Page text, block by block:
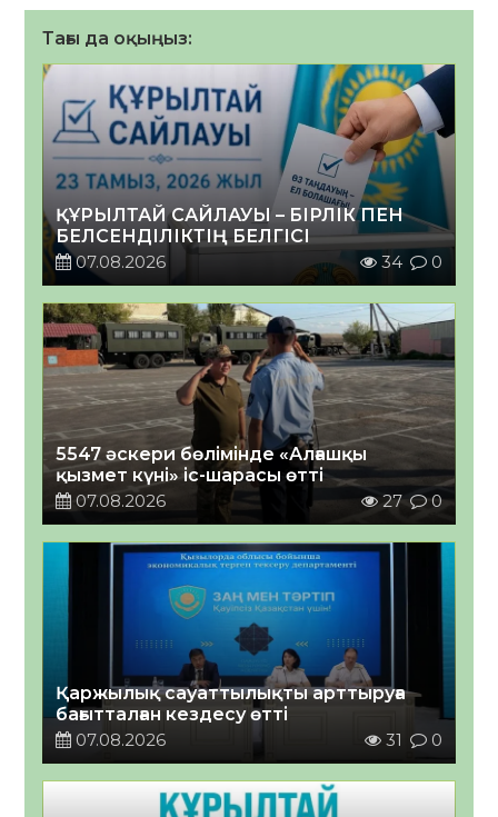
Тағы да оқыңыз:
ҚҰРЫЛТАЙ САЙЛАУЫ – БІРЛІК ПЕН
БЕЛСЕНДІЛІКТІҢ БЕЛГІСІ
07.08.2026
34 0
5547 әскери бөлімінде «Алғашқы
қызмет күні» іс-шарасы өтті
07.08.2026
27 0
Қаржылық сауаттылықты арттыруға
бағытталған кездесу өтті
07.08.2026
31 0